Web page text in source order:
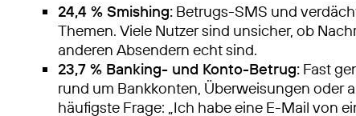
24,4 % Smishing: Betrugs-SMS und
Themen. Viele Nutzer sind unsicher, ob
anderen Absendern echt sind.
23,7 % Banking- und Konto-Betrug: Fast
rund um Bankkonten, Überweisungen oder
häufigste Frage: „Ich habe eine E-Mail von